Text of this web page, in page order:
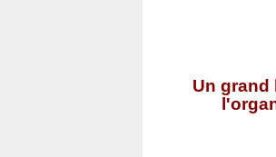
Un grand